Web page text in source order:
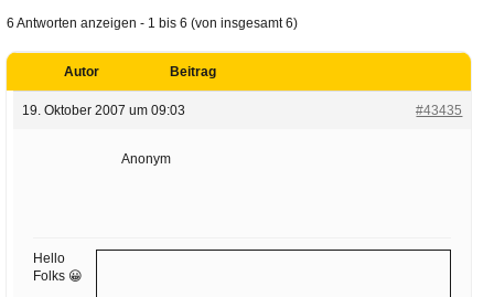
6 Antworten anzeigen - 1 bis 6 (von insgesamt 6)
Autor Beitrag
19. Oktober 2007 um 09:03 #43435
Anonym
Hello
Folks 😀
Der ständig aktuelle
Email für Sie
bereithält!
Wie z.B. Outlook,
oder auch
Adresse:
E-Mail